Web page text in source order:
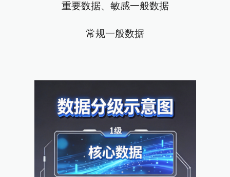
重要数据、敏感一般数据
常规一般数据